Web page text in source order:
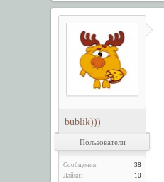
bublik)))
Пользователи
Сообщения:
38
Лайки:
10